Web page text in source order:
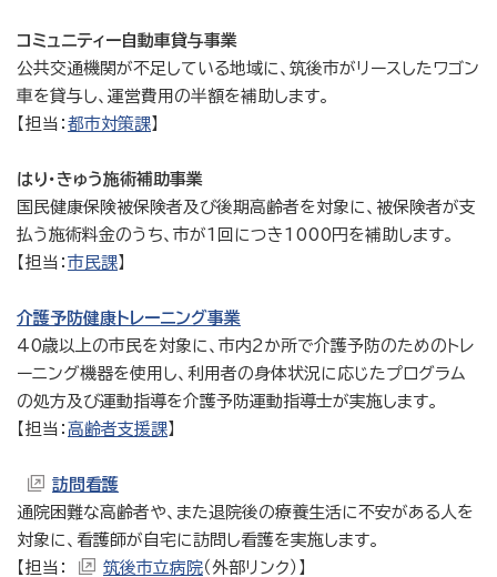
コミュニティー自動車貸与事業
公共交通機関が不足している地域に、筑後市がリースしたワゴン
車を貸与し、運営費用の半額を補助します。
【担当： 都市対策課】
はり・きゅう施術補助事業
国民健康保険被保険者及び後期高齢者を対象に、被保険者が支
払う施術料金のうち、市が1回につき1000円を補助します。
【担当： 市民課】
介護予防健康トレーニング事業
40歳以上の市民を対象に、市内2か所で介護予防のためのトレ
ーニング機器を使用し、利用者の身体状況に応じたプログラム
の処方及び運動指導を介護予防運動指導士が実施します。
【担当： 高齢者支援課】
訪問看護
通院困難な高齢者や、また退院後の療養生活に不安がある人を
対象に、看護師が自宅に訪問し看護を実施します。
【担当：
筑後市立病院（外部リンク）】